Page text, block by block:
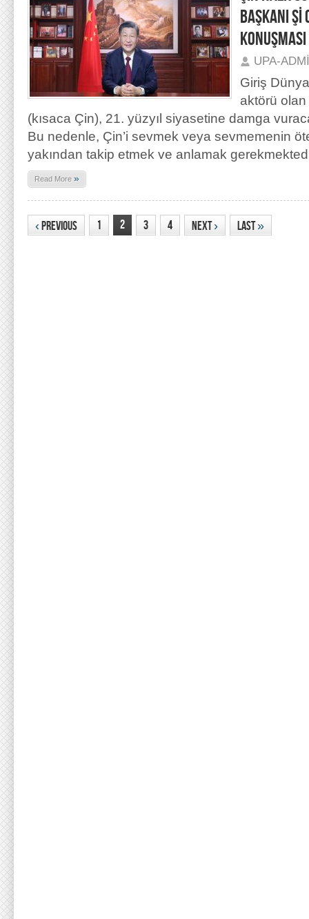
BAŞKANI Şİ
UPA-
Giriş
aktörü
(kısaca Çin), 21. yüzyıl siyasetine damga
Bu nedenle, Çin’i sevmek veya sevmemenin
yakından takip etmek ve anlamak
Read More »
‹ Previous 1 2 3 4 Next› Last»